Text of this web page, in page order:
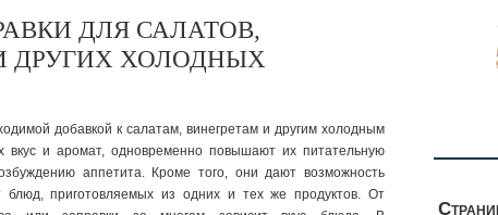
ДЛЯ САЛАТОВ,
ДРУГИХ ХОЛОДНЫХ
добавкой к са­латам, винегретам и другим холодным
вкус и аромат, одновременно повышают их питательную
аппетита. Кроме того, они дают возможность
блюд, приготовляемых из одних и тех же продуктов. От